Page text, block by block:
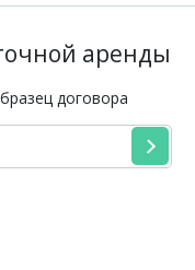
аренды
договора